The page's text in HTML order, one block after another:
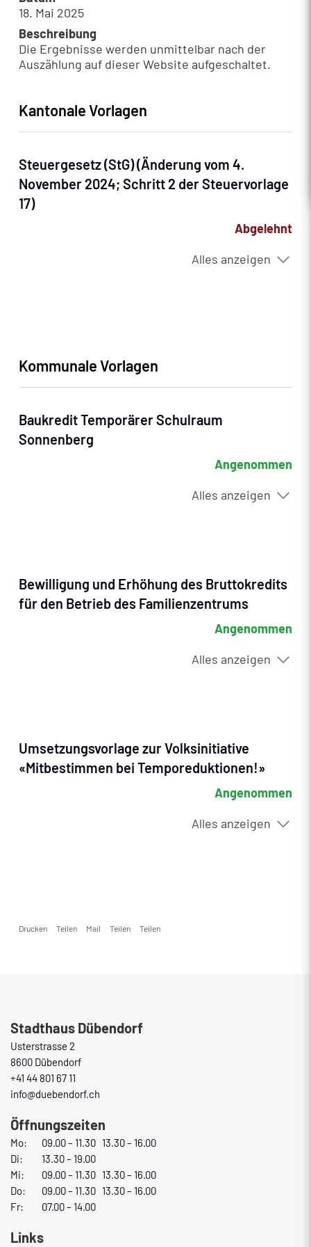
18. Mai 2025
Beschreibung
Die Ergebnisse werden unmittelbar nach der
Auszählung auf dieser Website aufgeschaltet.
Kantonale Vorlagen
Steuergesetz (StG) (Änderung vom 4.
November 2024; Schritt 2 der Steuervorlage
17)
Abgelehnt
Alles anzeigen
Kommunale Vorlagen
Baukredit Temporärer Schulraum
Sonnenberg
Angenommen
Alles anzeigen
Bewilligung und Erhöhung des Bruttokredits
für den Betrieb des Familienzentrums
Angenommen
Alles anzeigen
Umsetzungsvorlage zur Volksinitiative
«Mitbestimmen bei Temporeduktionen!»
Angenommen
Alles anzeigen
Drucken Teilen Mail Teilen Teilen
Stadthaus Dübendorf
Usterstrasse 2
8600 Dübendorf
+41 44 801 67 11
info@duebendorf.ch
Öffnungszeiten
Mo:
09.00 – 11.30 13.30 – 16.00
Di:
13.30 – 19.00
Mi:
09.00 – 11.30 13.30 – 16.00
Do:
09.00 – 11.30 13.30 – 16.00
Fr:
07.00 – 14.00
Links